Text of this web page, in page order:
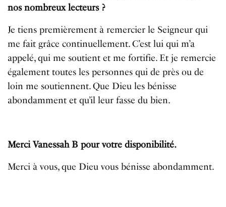
nos nombreux lecteurs ?
Je tiens premièrement à remercier le Seigneur qui
me fait grâce continuellement. C’est lui qui m’a
appelé, qui me soutient et me fortifie. Et je remercie
également toutes les personnes qui de près ou de
loin me soutiennent. Que Dieu les bénisse
abondamment et qu’il leur fasse du bien.
Merci Vanessah B pour votre disponibilité.
Merci à vous, que Dieu vous bénisse abondamment.